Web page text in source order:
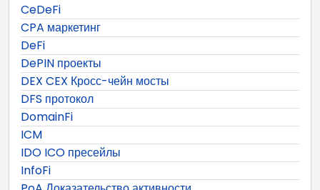
CeDeFi
CPA маркетинг
DeFi
DePIN проекты
DEX CEX Кросс-чейн мосты
DFS протокол
DomainFi
ICM
IDO ICO пресейлы
InfoFi